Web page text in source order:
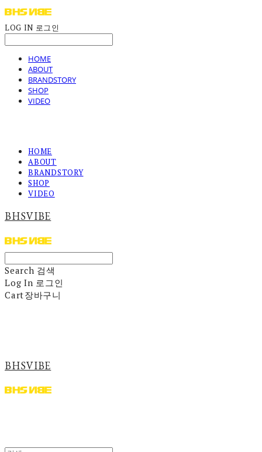
LOG IN 로그인
HOME
ABOUT
BRANDSTORY
SHOP
VIDEO
HOME
ABOUT
BRANDSTORY
SHOP
VIDEO
BHSVIBE
Search 검색
Log In 로그인
Cart장바구니
BHSVIBE